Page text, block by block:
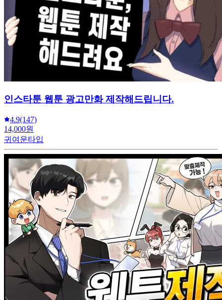
인스타툰 웹툰 광고만화 제작해드립니다.
4.9(147)
14,000원
귀여운타입